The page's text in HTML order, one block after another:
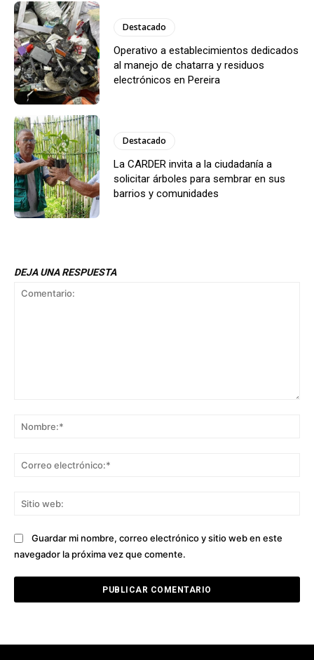
Destacado
Operativo a establecimientos dedicados
al manejo de chatarra y residuos
electrónicos en Pereira
Destacado
La CARDER invita a la ciudadanía a
solicitar árboles para sembrar en sus
barrios y comunidades
DEJA UNA RESPUESTA
Guardar mi nombre, correo electrónico y sitio web en este
navegador la próxima vez que comente.